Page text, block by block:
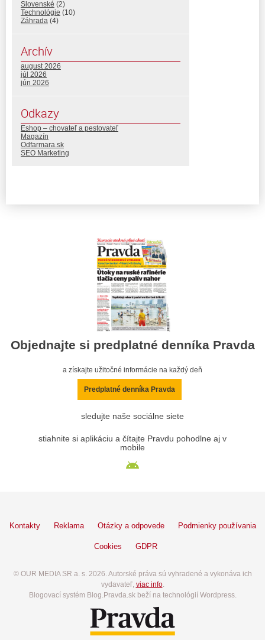
Slovenské (2)
Technológie (10)
Záhrada (4)
Archív
august 2026
júl 2026
jún 2026
Odkazy
Eshop – chovateľ a pestovateľ
Magazín
Odfarmara.sk
SEO Marketing
Objednajte si predplatné denníka Pravda
a získajte užitočné informácie na každý deň
Predplatné denníka Pravda
sledujte naše sociálne siete
stiahnite si aplikáciu a čítajte Pravdu pohodlne aj v
mobile
Kontakty Reklama Otázky a odpovede Podmienky používania
Cookies GDPR
© OUR MEDIA SR a. s. 2026. Autorské práva sú vyhradené a vykonáva ich
vydavateľ, viac info.
Blogovací systém Blog.Pravda.sk beží na technológií Wordpress.